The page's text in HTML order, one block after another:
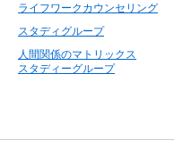
ライフワークカウンセリング
スタディグループ
人間関係のマトリックス
スタディーグループ